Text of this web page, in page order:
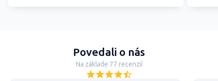
Povedali o nás
Na základe 77 recenzií